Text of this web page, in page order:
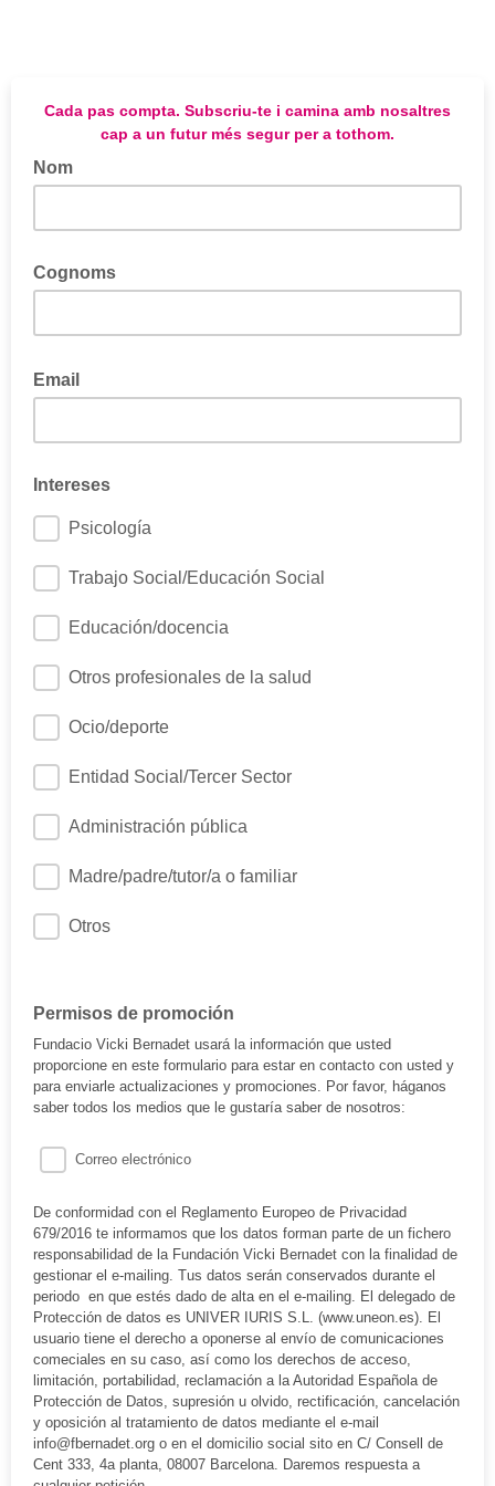
Cada pas compta. Subscriu-te i camina amb nosaltres
cap a un futur més segur per a tothom.
Nom
Cognoms
Email
Intereses
Psicología
Trabajo Social/Educación Social
Educación/docencia
Otros profesionales de la salud
Ocio/deporte
Entidad Social/Tercer Sector
Administración pública
Madre/padre/tutor/a o familiar
Otros
Permisos de promoción
Fundacio Vicki Bernadet usará la información que usted
proporcione en este formulario para estar en contacto con usted y
para enviarle actualizaciones y promociones. Por favor, háganos
saber todos los medios que le gustaría saber de nosotros:
Correo electrónico
De conformidad con el Reglamento Europeo de Privacidad
679/2016 te informamos que los datos forman parte de un fichero
responsabilidad de la Fundación Vicki Bernadet con la finalidad de
gestionar el e-mailing. Tus datos serán conservados durante el
periodo en que estés dado de alta en el e-mailing. El delegado de
Protección de datos es UNIVER IURIS S.L. (www.uneon.es). El
usuario tiene el derecho a oponerse al envío de comunicaciones
comeciales en su caso, así como los derechos de acceso,
limitación, portabilidad, reclamación a la Autoridad Española de
Protección de Datos, supresión u olvido, rectificación, cancelación
y oposición al tratamiento de datos mediante el e-mail
info@fbernadet.org o en el domicilio social sito en C/ Consell de
Cent 333, 4a planta, 08007 Barcelona. Daremos respuesta a